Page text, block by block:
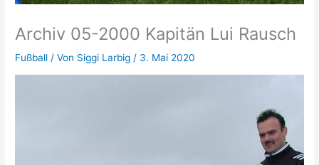
Archiv 05-2000 Kapitän Lui Rausch
Fußball / Von Siggi Larbig / 3. Mai 2020